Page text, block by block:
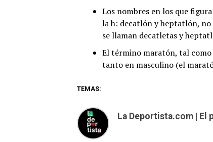
Los nombres en los que
la h: decatlón y heptatlón,
se llaman decatletas y
El término maratón, tal como
tanto en masculino (el
TEMAS:
La Deportista.com |